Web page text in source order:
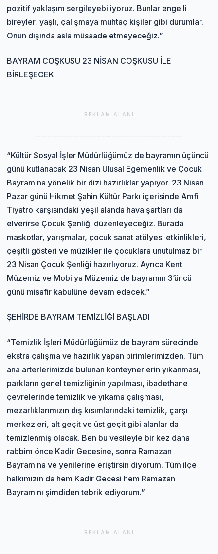
pozitif yaklaşım sergileyebiliyoruz. Bunlar engelli
bireyler, yaşlı, çalışmaya muhtaç kişiler gibi durumlar.
Onun dışında asla müsaade etmeyeceğiz.”
BAYRAM COŞKUSU 23 NİSAN COŞKUSU İLE
BİRLEŞECEK
REKLAM ALANI
“Kültür Sosyal İşler Müdürlüğümüz de bayramın üçüncü
günü kutlanacak 23 Nisan Ulusal Egemenlik ve Çocuk
Bayramına yönelik bir dizi hazırlıklar yapıyor. 23 Nisan
Pazar günü Hikmet Şahin Kültür Parkı içerisinde Amfi
Tiyatro karşısındaki yeşil alanda hava şartları da
elverirse Çocuk Şenliği düzenleyeceğiz. Burada
maskotlar, yarışmalar, çocuk sanat atölyesi etkinlikleri,
çeşitli gösteri ve müzikler ile çocuklara unutulmaz bir
23 Nisan Çocuk Şenliği hazırlıyoruz. Ayrıca Kent
Müzemiz ve Mobilya Müzemiz de bayramın 3’üncü
günü misafir kabulüne devam edecek.”
ŞEHİRDE BAYRAM TEMİZLİĞİ BAŞLADI
“Temizlik İşleri Müdürlüğümüz de bayram sürecinde
ekstra çalışma ve hazırlık yapan birimlerimizden. Tüm
ana arterlerimizde bulunan konteynerlerin yıkanması,
parkların genel temizliğinin yapılması, ibadethane
çevrelerinde temizlik ve yıkama çalışması,
mezarlıklarımızın dış kısımlarındaki temizlik, çarşı
merkezleri, alt geçit ve üst geçit gibi alanlar da
temizlenmiş olacak. Ben bu vesileyle bir kez daha
rabbim önce Kadir Gecesine, sonra Ramazan
Bayramına ve yenilerine eriştirsin diyorum. Tüm ilçe
halkımızın da hem Kadir Gecesi hem Ramazan
Bayramını şimdiden tebrik ediyorum.”
REKLAM ALANI